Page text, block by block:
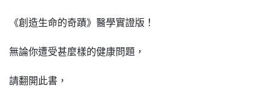
《創造生命的奇蹟》醫學實證版！
無論你遭受甚麼樣的健康問題，
請翻開此書，